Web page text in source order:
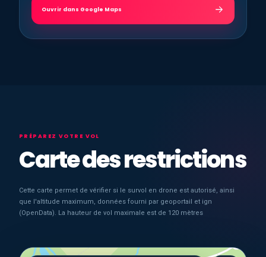
Ouvrir dans Google Maps
PRÉPAREZ VOTRE VOL
Carte des restrictions
Cette carte permet de vérifier si le survol en drone est autorisé, ainsi
que l'altitude maximum, données fourni par geoportail et ign
(OpenData). La hauteur de vol maximale est de 120 mètres